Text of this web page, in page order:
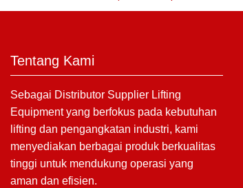
Tentang Kami
Sebagai Distributor Supplier Lifting
Equipment yang berfokus pada kebutuhan
lifting dan pengangkatan industri, kami
menyediakan berbagai produk berkualitas
tinggi untuk mendukung operasi yang
aman dan efisien.